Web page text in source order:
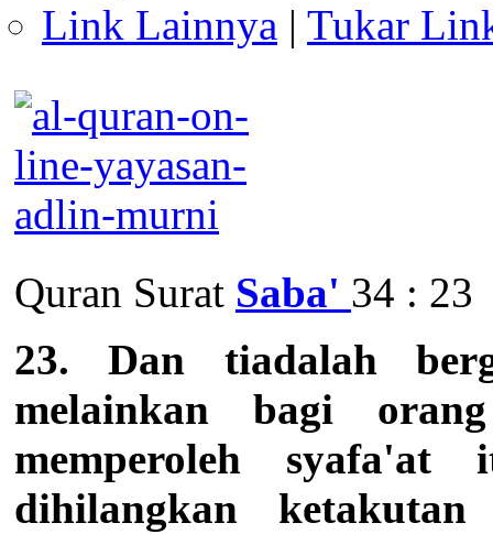
Link Lainnya | Tukar
Quran Surat Saba' 34 : 23
23. Dan tiadalah
melainkan bagi
memperoleh
dihilangkan